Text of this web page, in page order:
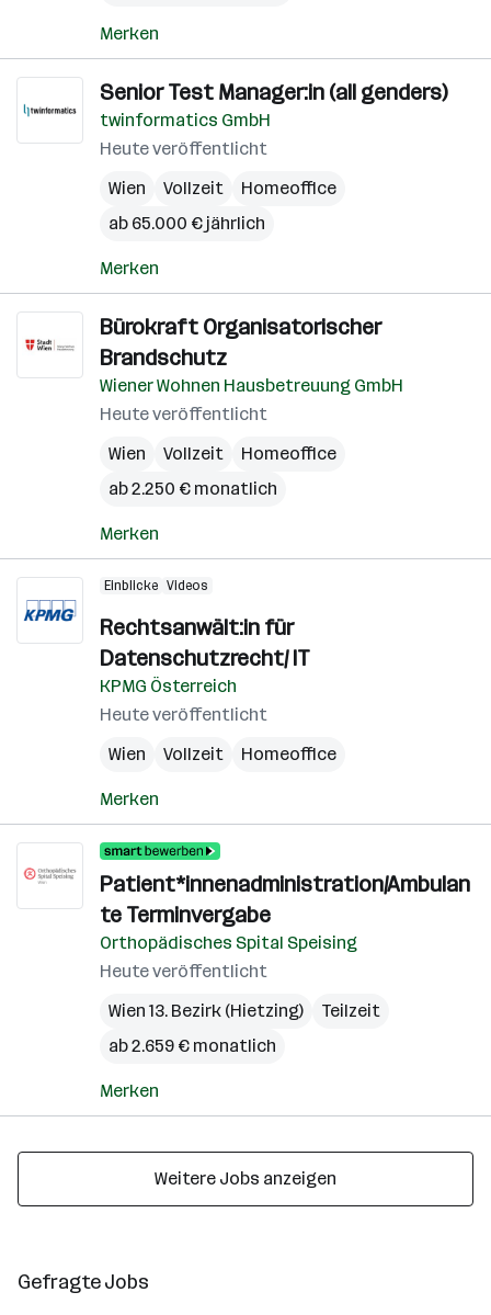
Merken
Senior Test Manager:in (all genders)
twinformatics GmbH
Heute veröffentlicht
Wien
Vollzeit
Homeoffice
ab 65.000 € jährlich
Merken
Bürokraft Organisatorischer
Brandschutz
Wiener Wohnen Hausbetreuung GmbH
Heute veröffentlicht
Wien
Vollzeit
Homeoffice
ab 2.250 € monatlich
Merken
Einblicke Videos
Rechtsanwält:in für
Datenschutzrecht/ IT
KPMG Österreich
Heute veröffentlicht
Wien
Vollzeit Homeoffice
Merken
Patient*innenadministration/Ambulan
te Terminvergabe
Orthopädisches Spital Speising
Heute veröffentlicht
Wien 13. Bezirk (Hietzing)
Teilzeit
ab 2.659 € monatlich
Merken
Weitere Jobs anzeigen
Gefragte Jobs